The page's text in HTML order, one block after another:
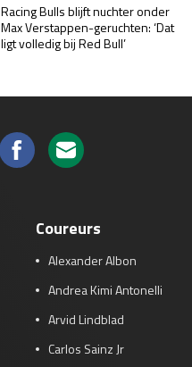
Racing Bulls blijft nuchter onder
Max Verstappen-geruchten: ‘Dat
ligt volledig bij Red Bull’
Coureurs
Alexander Albon
Andrea Kimi Antonelli
Arvid Lindblad
Carlos Sainz Jr